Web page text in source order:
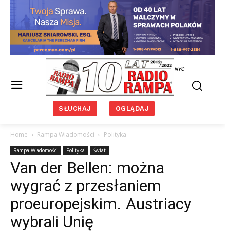
NYC
SŁUCHAJ OGLĄDAJ
Home Rampa Wiadomości Polityka
Rampa Wiadomości Polityka Świat
Van der Bellen: można
wygrać z przesłaniem
proeuropejskim. Austriacy
wybrali Unię